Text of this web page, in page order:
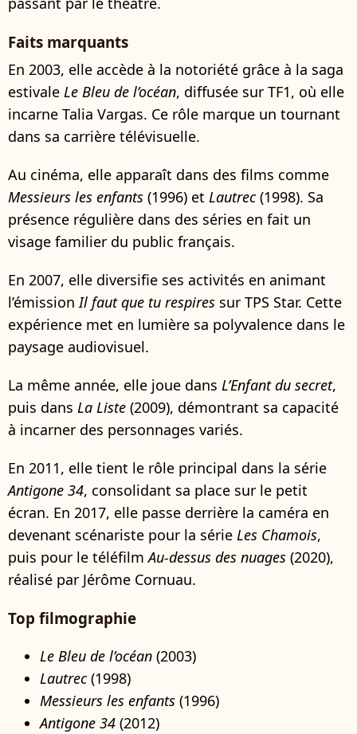
Faits marquants
En 2003, elle accède à la notoriété grâce à la saga
estivale Le Bleu de l’océan, diffusée sur TF1, où elle
incarne Talia Vargas. Ce rôle marque un tournant
dans sa carrière télévisuelle.
Au cinéma, elle apparaît dans des films comme
Messieurs les enfants (1996) et Lautrec(1998). Sa
présence régulière dans des séries en fait un
visage familier du public français.
En 2007, elle diversifie ses activités en animant
l’émissionIl faut que tu respires sur TPS Star. Cette
expérience met en lumière sa polyvalence dans le
paysage audiovisuel.
La même année, elle joue dans L’Enfant du secret,
puis dans La Liste (2009), démontrant sa capacité
à incarner des personnages variés.
En 2011, elle tient le rôle principal dans la série
Antigone 34, consolidant sa place sur le petit
écran. En 2017, elle passe derrière la caméra en
devenant scénariste pour la série Les Chamois,
puis pour le téléfilmAu-dessus des nuages (2020),
réalisé par Jérôme Cornuau.
Top filmographie
Le Bleu de l’océan (2003)
Lautrec(1998)
Messieurs les enfants (1996)
Antigone 34 (2012)